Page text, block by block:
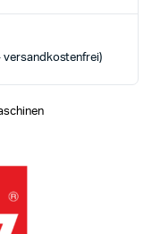
versandkostenfrei)